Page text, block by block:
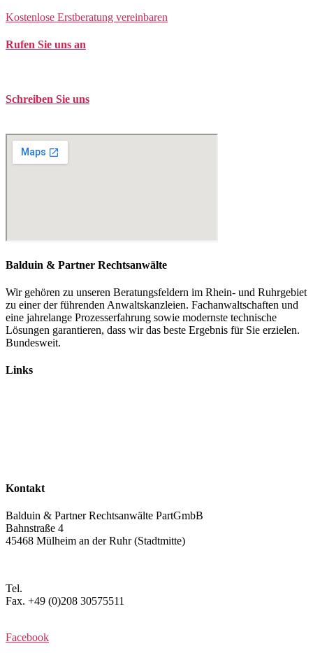
Kostenlose Erstberatung vereinbaren
Rufen Sie uns an
Schreiben Sie uns
Balduin & Partner Rechtsanwälte
Wir gehören zu unseren Beratungsfeldern im Rhein- und Ruhrgebiet
zu einer der führenden Anwaltskanzleien. Fachanwaltschaften und
eine jahrelange Prozesserfahrung sowie modernste technische
Lösungen garantieren, dass wir das beste Ergebnis für Sie erzielen.
Bundesweit.
Links
Kontakt
Balduin & Partner Rechtsanwälte PartGmbB
Bahnstraße 4
45468 Mülheim an der Ruhr (Stadtmitte)
Tel.
Fax. +49 (0)208 30575511
Facebook